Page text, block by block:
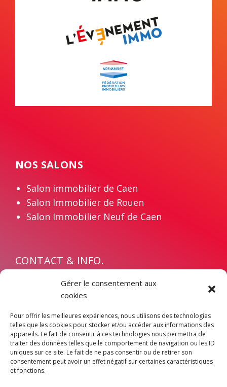
Gérer le consentement aux
cookies
Pour offrir les meilleures expériences, nous utilisons des technologies
telles que les cookies pour stocker et/ou accéder aux informations des
appareils. Le fait de consentir à ces technologies nous permettra de
traiter des données telles que le comportement de navigation ou les ID
uniques sur ce site. Le fait de ne pas consentir ou de retirer son
consentement peut avoir un effet négatif sur certaines caractéristiques
et fonctions.
NOS SALONS
Salon immobilier de Caen
Salon Immobilier de Rouen
Salon Immobilier Neuf de Caen
CONTACT & INFO.
Devenir exposant
Politique de confidentialité